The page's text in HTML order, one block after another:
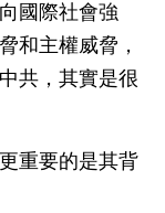
國際社會強
和主權威脅，
共，其實是很
重要的是其背